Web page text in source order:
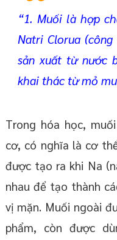
“1. Muối là hợp
Natri Clorua
sản xuất từ nước
khai thác từ mỏ
Trong hóa học,
cơ, có nghĩa là cơ
được tạo ra khi Na
nhau để tạo thành
vị mặn. Muối ngoài
phẩm, còn được